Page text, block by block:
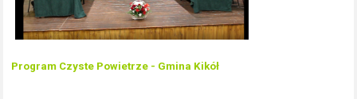
Program Czyste Powietrze - Gmina Kikół